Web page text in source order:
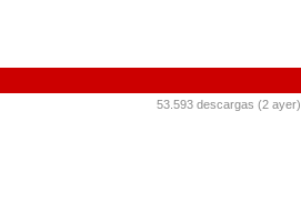
53.593 descargas (2 ayer)